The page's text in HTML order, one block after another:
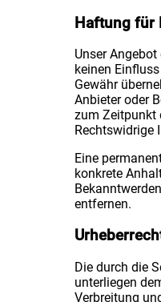
Haftung für
Unser
keinen
Gewähr
Anbieter oder
zum Zeitpunkt
Rechtswidrige
Eine
konkrete
entfernen.
Die durch die
unterliegen
Verbreitung